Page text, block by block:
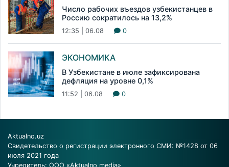
Число рабочих въездов узбекистанцев в
Россию сократилось на 13,2%
12:35 | 06.08 0
ЭКОНОМИКА
В Узбекистане в июле зафиксирована
дефляция на уровне 0,1%
11:52 | 06.08 0
Aktualno.uz
Свидетельство о регистрации электронного СМИ: №1428 от 06
июля 2021 года
Учредитель: ООО «Aktualno media»